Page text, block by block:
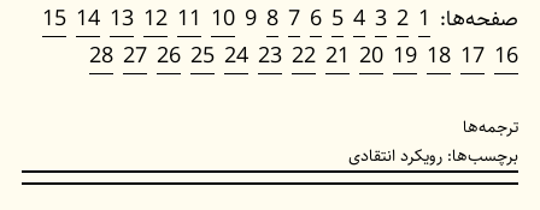
صفحه‌ها: 1
2
3
4
5
6
7
8
9
10
11
12
13
14
15
16
17
18
19
20
21
22
23
24
25
26
27
28
ترجمه‌ها
برچسب‌ها: رویکرد انتقادی